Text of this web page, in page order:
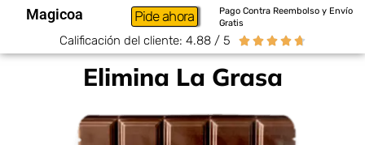
Magicoa Pide ahora
Pago Contra Reembolso y Envío
Gratis
Calificación del cliente: 4.88 / 5     
Elimina La Grasa